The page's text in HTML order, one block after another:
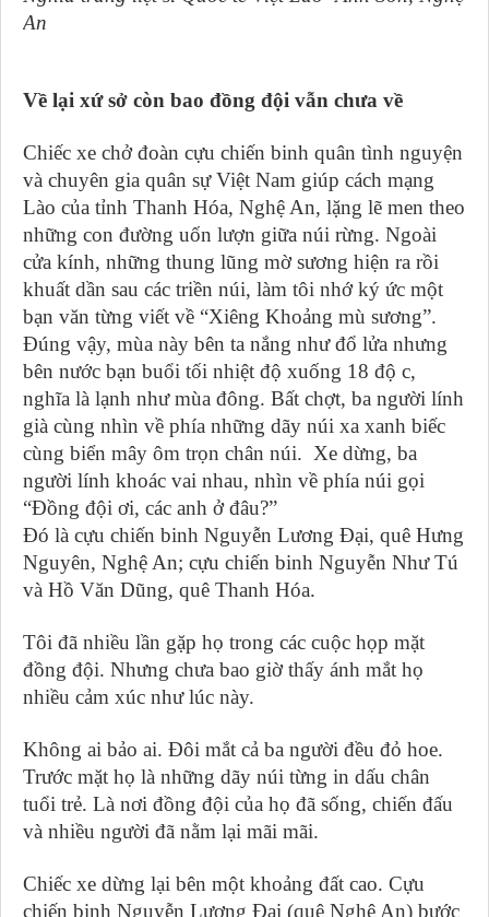
An
Về lại xứ sở còn bao đồng đội vẫn chưa về
Chiếc xe chở đoàn cựu chiến binh quân tình nguyện
và chuyên gia quân sự Việt Nam giúp cách mạng
Lào của tỉnh Thanh Hóa, Nghệ An, lặng lẽ men theo
những con đường uốn lượn giữa núi rừng. Ngoài
cửa kính, những thung lũng mờ sương hiện ra rồi
khuất dần sau các triền núi, làm tôi nhớ ký ức một
bạn văn từng viết về “Xiêng Khoảng mù sương”.
Đúng vậy, mùa này bên ta nắng như đổ lửa nhưng
bên nước bạn buổi tối nhiệt độ xuống 18 độ c,
nghĩa là lạnh như mùa đông. Bất chợt, ba người lính
già cùng nhìn về phía những dãy núi xa xanh biếc
cùng biển mây ôm trọn chân núi. Xe dừng, ba
người lính khoác vai nhau, nhìn về phía núi gọi
“Đồng đội ơi, các anh ở đâu?”
Đó là cựu chiến binh Nguyễn Lương Đại, quê Hưng
Nguyên, Nghệ An; cựu chiến binh Nguyễn Như Tú
và Hồ Văn Dũng, quê Thanh Hóa.
Tôi đã nhiều lần gặp họ trong các cuộc họp mặt
đồng đội. Nhưng chưa bao giờ thấy ánh mắt họ
nhiều cảm xúc như lúc này.
Không ai bảo ai. Đôi mắt cả ba người đều đỏ hoe.
Trước mặt họ là những dãy núi từng in dấu chân
tuổi trẻ. Là nơi đồng đội của họ đã sống, chiến đấu
và nhiều người đã nằm lại mãi mãi.
Chiếc xe dừng lại bên một khoảng đất cao. Cựu
chiến binh Nguyễn Lương Đại (quê Nghệ An) bước